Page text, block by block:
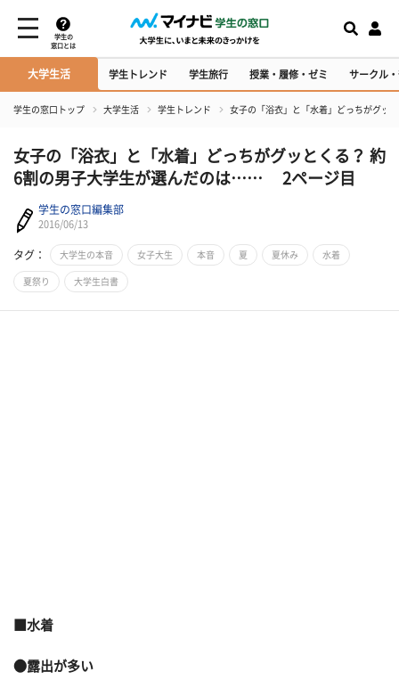
学生の
窓口とは
大学生活 学生トレンド 学生旅行 授業・履修・ゼミ サークル
学生の窓口トップ 大学生活 学生トレンド 女子の「浴衣」と「水着」どっちがグ
女子の「浴衣」と「水着」どっちがグッとくる？ 約
6割の男子大学生が選んだのは…… 2ページ目
学生の窓口編集部
2016/06/13
タグ： 大学生の本音 女子大生 本音 夏 夏休み 水着
夏祭り 大学生白書
■水着
●露出が多い